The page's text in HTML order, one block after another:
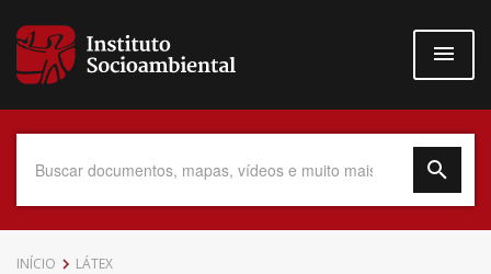
para
conteúdo
Data do Documento
INÍCIO LÁTEX